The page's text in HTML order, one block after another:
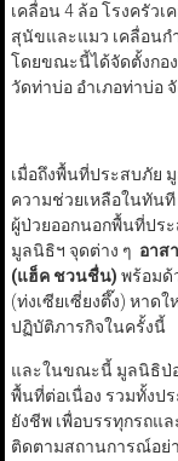
เคลื่อน 4 ล้อ โรงครัว
สุนัขและแมว เคลื่อนก
โดยขณะนี้ได้จัดตั้งกอ
วัดท่าบ่อ อำเภอท่าบ่อ
เมื่อถึงพื้นที่ประสบภัย
ความช่วยเหลือในทัน
ผู้ป่วยออกนอกพื้นที่ปร
มูลนิธิฯ จุดต่าง ๆ อาส
(แฮ็ค ชวนชื่น) พร้อมด้
(ท่งเซียเซี่ยงตึ๊ง) หาด
ปฏิบัติภารกิจในครั้งนี้
และในขณะนี้ มูลนิธิป่อ
พื้นที่ต่อเนื่อง รวมทั้งป
ยังชีพ เพื่อบรรทุกรถแ
ติดตามสถานการณ์อย่า